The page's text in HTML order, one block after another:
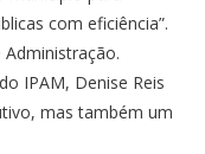
com eficiência”.
IPAM, Denise Reis
mas também um